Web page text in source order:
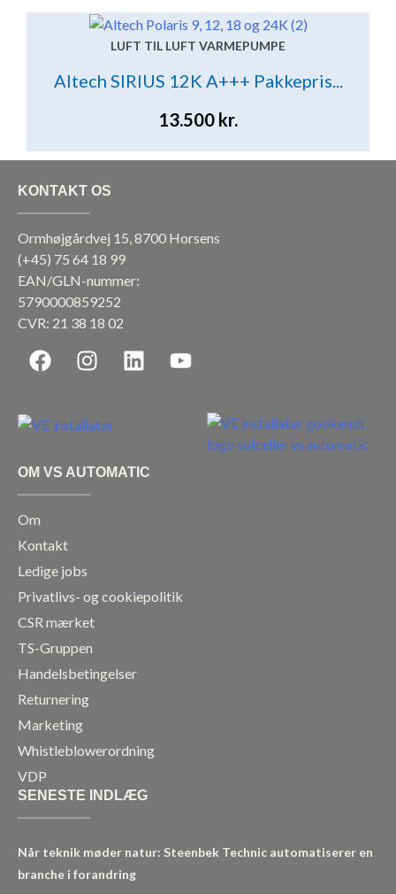
LUFT TIL LUFT VARMEPUMPE
Altech SIRIUS 12K A+++ Pakkepris...
13.500 kr.
KONTAKT OS
Ormhøjgårdvej 15, 8700 Horsens
(+45) 75 64 18 99
EAN/GLN-nummer:
5790000859252
CVR: 21 38 18 02
F
a
e
b
o
k
I
n
t
a
r
a
L
i
i
Y
o
OM VS AUTOMATIC
Om
Kontakt
Ledige jobs
Privatlivs- og cookiepolitik
CSR mærket
TS-Gruppen
Handelsbetingelser
Returnering
Marketing
Whistleblowerordning
VDP
SENESTE INDLÆG
Når teknik møder natur: Steenbek Technic automatiserer en
branche i forandring